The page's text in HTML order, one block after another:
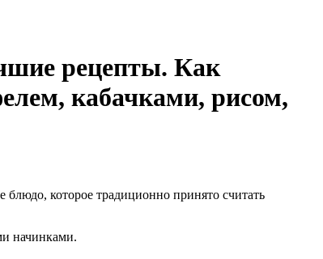
рецепты. Как
кабачками, рисом,
которое традиционно принято считать
начинками.